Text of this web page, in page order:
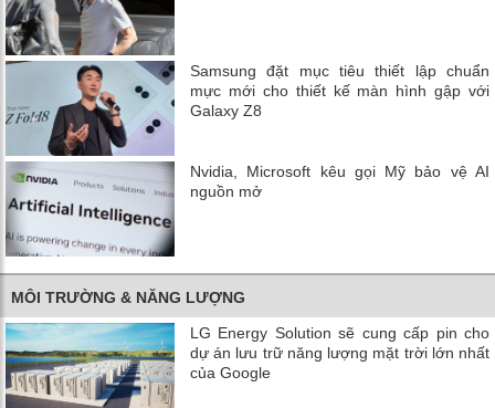
Samsung đặt mục tiêu thiết lập chuẩn
mực mới cho thiết kế màn hình gập với
Galaxy Z8
Nvidia, Microsoft kêu gọi Mỹ bảo vệ AI
nguồn mở
MÔI TRƯỜNG & NĂNG LƯỢNG
LG Energy Solution sẽ cung cấp pin cho
dự án lưu trữ năng lượng mặt trời lớn nhất
của Google